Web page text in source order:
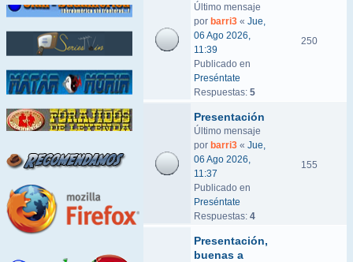
Último mensaje
por barri3 « Jue,
06 Ago 2026,
11:39
Publicado en
Preséntate
Respuestas: 5
250
Presentación
Último mensaje
por barri3 « Jue,
06 Ago 2026,
11:37
Publicado en
Preséntate
Respuestas: 4
155
Presentación,
buenas a